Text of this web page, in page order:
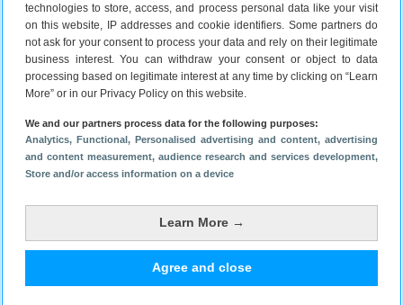
technologies to store, access, and process personal data like your visit
on this website, IP addresses and cookie identifiers. Some partners do
not ask for your consent to process your data and rely on their legitimate
business interest. You can withdraw your consent or object to data
processing based on legitimate interest at any time by clicking on “Learn
More” or in our Privacy Policy on this website.
We and our partners process data for the following purposes:
Analytics, Functional, Personalised advertising and content, advertising
and content measurement, audience research and services development,
Store and/or access information on a device
Learn More →
Agree and close
Lees verder na de advertentie.